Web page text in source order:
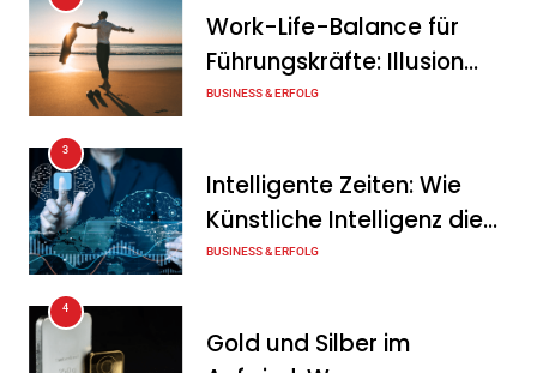
Anlagenkombination
Tanja Schiller 6. August 2026
KSB mit starkem
zweiten Quartal
6. August 2026
Work-Life-Balance für
Führungskräfte: Illusion
oder echte Chance?
BUSINESS & ERFOLG
3
Intelligente Zeiten: Wie
Künstliche Intelligenz die
Geschäftswelt verändert
BUSINESS & ERFOLG
4
Gold und Silber im